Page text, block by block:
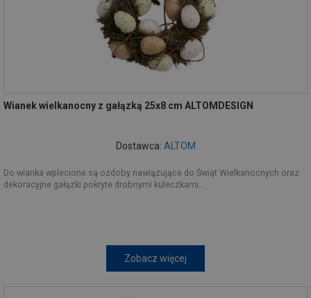
Wianek wielkanocny z gałązką 25x8 cm ALTOMDESIGN
Dostawca: ALTOM
Do wianka wplecione są ozdoby nawiązujące do Świąt Wielkanocnych oraz
dekoracyjne gałązki pokryte drobnymi kuleczkami...
Zobacz więcej